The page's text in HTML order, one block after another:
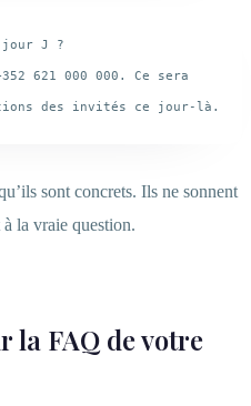
J ?
621 000 000. Ce sera
sont concrets. Ils ne sonnent
la vraie question.
la FAQ de votre